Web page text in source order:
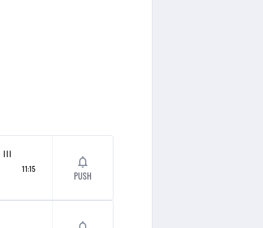
III
11:15
PUSH